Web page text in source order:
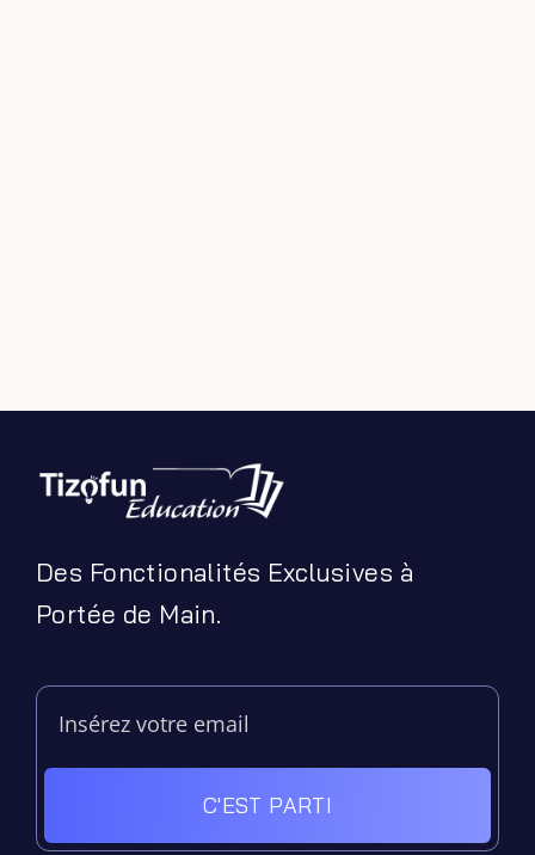
Des Fonctionalités Exclusives à
Portée de Main.
C'EST PARTI